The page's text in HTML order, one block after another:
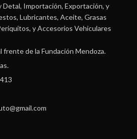
Detal, Importación, Exportación, y
Lubricantes, Aceite, Grasas
y Accesorios Vehiculares
frente de la Fundación Mendoza.